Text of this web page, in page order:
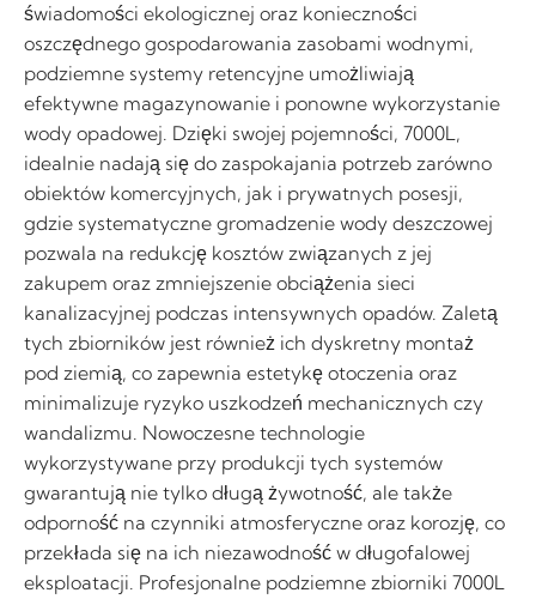
świadomości ekologicznej oraz konieczności
oszczędnego gospodarowania zasobami wodnymi,
podziemne systemy retencyjne umożliwiają
efektywne magazynowanie i ponowne wykorzystanie
wody opadowej. Dzięki swojej pojemności, 7000L,
idealnie nadają się do zaspokajania potrzeb zarówno
obiektów komercyjnych, jak i prywatnych posesji,
gdzie systematyczne gromadzenie wody deszczowej
pozwala na redukcję kosztów związanych z jej
zakupem oraz zmniejszenie obciążenia sieci
kanalizacyjnej podczas intensywnych opadów. Zaletą
tych zbiorników jest również ich dyskretny montaż
pod ziemią, co zapewnia estetykę otoczenia oraz
minimalizuje ryzyko uszkodzeń mechanicznych czy
wandalizmu. Nowoczesne technologie
wykorzystywane przy produkcji tych systemów
gwarantują nie tylko długą żywotność, ale także
odporność na czynniki atmosferyczne oraz korozję, co
przekłada się na ich niezawodność w długofalowej
eksploatacji. Profesjonalne podziemne zbiorniki 7000L